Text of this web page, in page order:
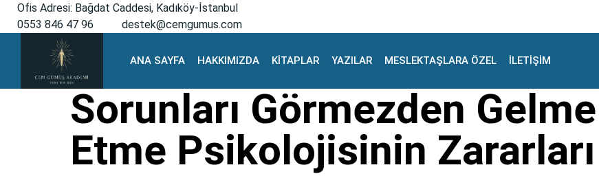
Ofis Adresi: Bağdat Caddesi, Kadıköy-İstanbul
0553 846 47 96
destek@cemgumus.com
ANA SAYFA HAKKIMIZDA KİTAPLAR YAZILAR MESLEKTAŞLARA ÖZEL İLETİŞİM
Sorunları Görmezden
Etme Psikolojisinin